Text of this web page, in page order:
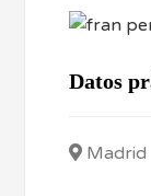
Datos
Madrid